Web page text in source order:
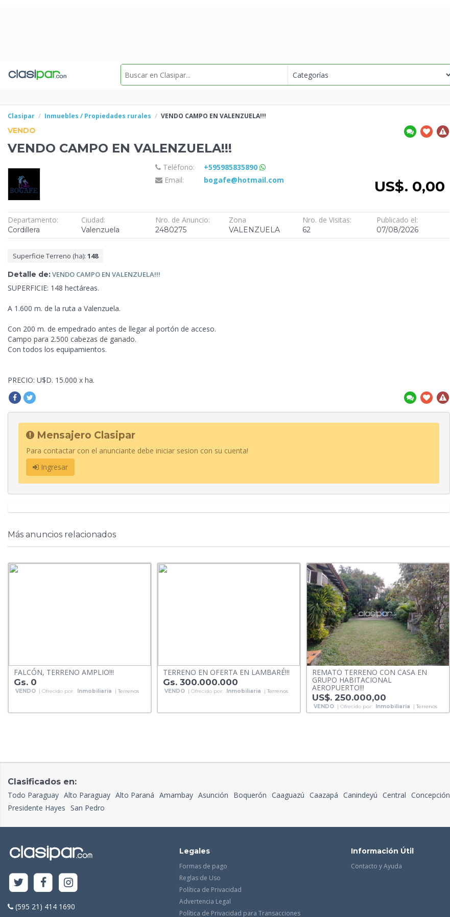
Clasipar Inmuebles / Propiedades rurales VENDO CAMPO EN VALENZUELA!!!
VENDO
VENDO CAMPO EN VALENZUELA!!!
Teléfono:
+595985835890
Email:
bogafe@hotmail.com US$. 0,00
Departamento:
Cordillera
Ciudad:
Valenzuela
Nro. de Anuncio:
2480275
Zona
VALENZUELA
Nro. de Visitas:
62
Publicado el:
07/08/2026
Superficie Terreno (ha): 148
Detalle de:VENDO CAMPO EN VALENZUELA!!!
SUPERFICIE: 148 hectáreas.
A 1.600 m. de la ruta a Valenzuela.
Con 200 m. de empedrado antes de llegar al portón de acceso.
Campo para 2.500 cabezas de ganado.
Con todos los equipamientos.
PRECIO: U$D. 15.000 x ha.
Mensajero Clasipar
Para contactar con el anunciante debe iniciar sesion con su cuenta!
Ingresar
Más anuncios relacionados
FALCÓN, TERRENO AMPLIO!!!
Gs. 0
VENDO | Ofrecido por: Inmobiliaria | Terrenos
TERRENO EN OFERTA EN LAMBARÉ!!!
Gs. 300.000.000
VENDO | Ofrecido por: Inmobiliaria | Terrenos
REMATO TERRENO CON CASA EN
GRUPO HABITACIONAL
AEROPUERTO!!!
US$. 250.000,00
VENDO | Ofrecido por: Inmobiliaria | Terrenos
Clasificados en:
Todo Paraguay Alto Paraguay Alto Paraná Amambay Asunción Boquerón Caaguazú Caazapá Canindeyú Central Concepción
Presidente Hayes San Pedro
(595 21) 414 1690
Legales
Formas de pago
Reglas de Uso
Política de Privacidad
Advertencia Legal
Política de Privacidad para Transacciones
Información Útil
Contacto y Ayuda